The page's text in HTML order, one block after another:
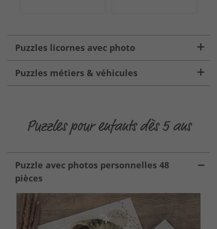
Puzzles licornes avec photo
Puzzles métiers & véhicules
Puzzles pour enfants dès 5 ans
Puzzle avec photos personnelles 48
pièces